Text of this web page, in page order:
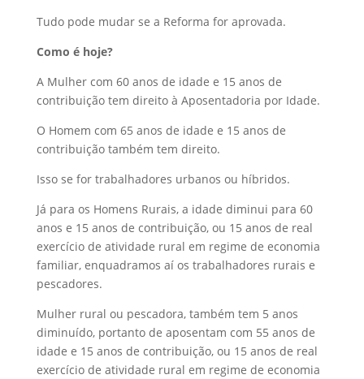
Tudo pode mudar se a Reforma for aprovada.
Como é hoje?
A Mulher com 60 anos de idade e 15 anos de
contribuição tem direito à Aposentadoria por Idade.
O Homem com 65 anos de idade e 15 anos de
contribuição também tem direito.
Isso se for trabalhadores urbanos ou híbridos.
Já para os Homens Rurais, a idade diminui para 60
anos e 15 anos de contribuição, ou 15 anos de real
exercício de atividade rural em regime de economia
familiar, enquadramos aí os trabalhadores rurais e
pescadores.
Mulher rural ou pescadora, também tem 5 anos
diminuído, portanto de aposentam com 55 anos de
idade e 15 anos de contribuição, ou 15 anos de real
exercício de atividade rural em regime de economia